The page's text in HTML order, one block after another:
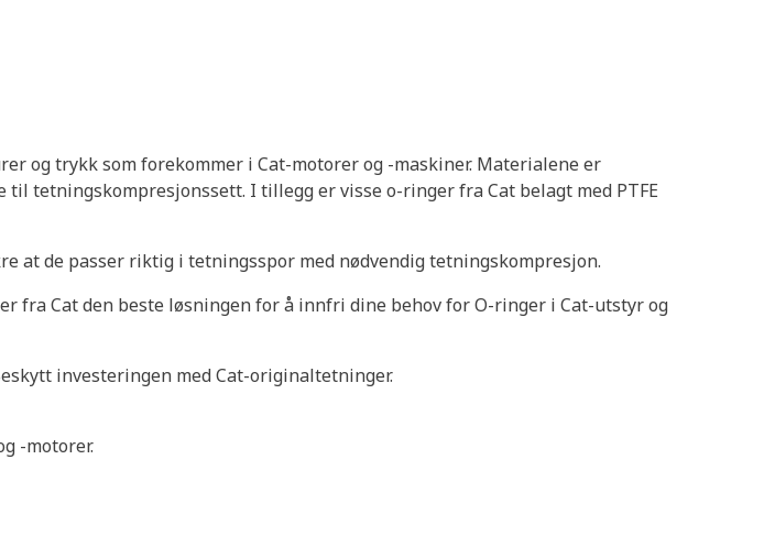
og trykk som forekommer i Cat-motorer og -maskiner. Materialene er
tetningskompresjonssett. I tillegg er visse o-ringer fra Cat belagt med PTFE
at de passer riktig i tetningsspor med nødvendig tetningskompresjon.
fra Cat den beste løsningen for å innfri dine behov for O-ringer i Cat-utstyr og
investeringen med Cat-originaltetninger.
-motorer.